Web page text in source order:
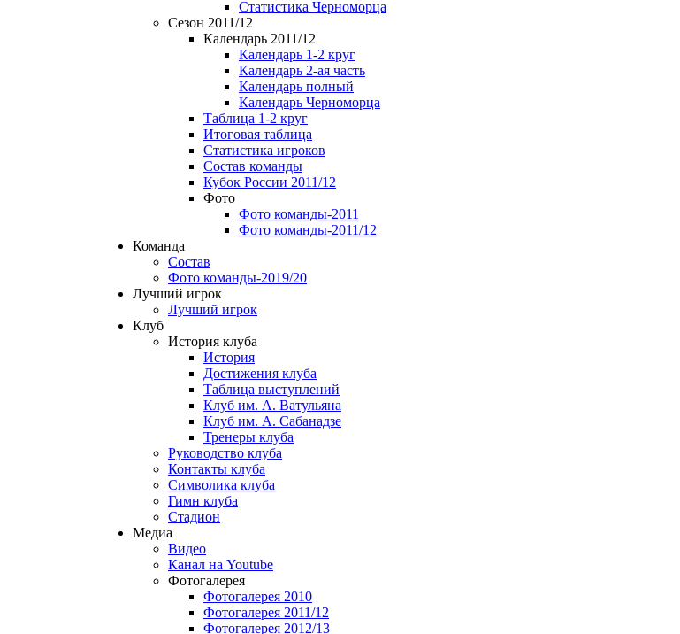
Статистика Черноморца
Сезон 2011/12
Календарь 2011/12
Календарь 1-2 круг
Календарь 2-ая часть
Календарь полный
Календарь Черноморца
Таблица 1-2 круг
Итоговая таблица
Статистика игроков
Состав команды
Кубок России 2011/12
Фото
Фото команды-2011
Фото команды-2011/12
Команда
Состав
Фото команды-2019/20
Лучший игрок
Лучший игрок
Клуб
История клуба
История
Достижения клуба
Таблица выступлений
Клуб им. А. Ватульяна
Клуб им. А. Сабанадзе
Тренеры клуба
Руководство клуба
Контакты клуба
Символика клуба
Гимн клуба
Стадион
Медиа
Видео
Канал на Youtube
Фотогалерея
Фотогалерея 2010
Фотогалерея 2011/12
Фотогалерея 2012/13